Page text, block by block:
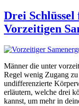
Drei
Vorzeitigen
Männer die unter
Regel wenig Zugang
undifferenzierte
erläutern, welche drei
kannst, um mehr in